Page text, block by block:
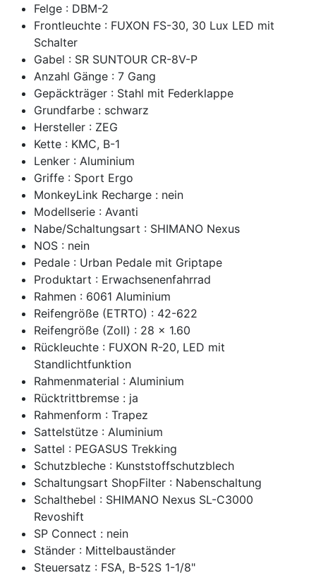
Felge : DBM-2
Frontleuchte : FUXON FS-30, 30 Lux LED mit
Schalter
Gabel : SR SUNTOUR CR-8V-P
Anzahl Gänge : 7 Gang
Gepäckträger : Stahl mit Federklappe
Grundfarbe : schwarz
Hersteller : ZEG
Kette : KMC, B-1
Lenker : Aluminium
Griffe : Sport Ergo
MonkeyLink Recharge : nein
Modellserie : Avanti
Nabe/Schaltungsart : SHIMANO Nexus
NOS : nein
Pedale : Urban Pedale mit Griptape
Produktart : Erwachsenenfahrrad
Rahmen : 6061 Aluminium
Reifengröße (ETRTO) : 42-622
Reifengröße (Zoll) : 28 x 1.60
Rückleuchte : FUXON R-20, LED mit
Standlichtfunktion
Rahmenmaterial : Aluminium
Rücktrittbremse : ja
Rahmenform : Trapez
Sattelstütze : Aluminium
Sattel : PEGASUS Trekking
Schutzbleche : Kunststoffschutzblech
Schaltungsart ShopFilter : Nabenschaltung
Schalthebel : SHIMANO Nexus SL-C3000
Revoshift
SP Connect : nein
Ständer : Mittelbauständer
Steuersatz : FSA, B-52S 1-1/8"